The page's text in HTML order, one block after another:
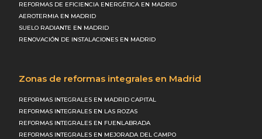
REFORMAS DE EFICIENCIA ENERGÉTICA EN MADRID
AEROTERMIA EN MADRID
SUELO RADIANTE EN MADRID
RENOVACIÓN DE INSTALACIONES EN MADRID
Zonas de reformas integrales en Madrid
REFORMAS INTEGRALES EN MADRID CAPITAL
REFORMAS INTEGRALES EN LAS ROZAS
REFORMAS INTEGRALES EN FUENLABRADA
REFORMAS INTEGRALES EN MEJORADA DEL CAMPO